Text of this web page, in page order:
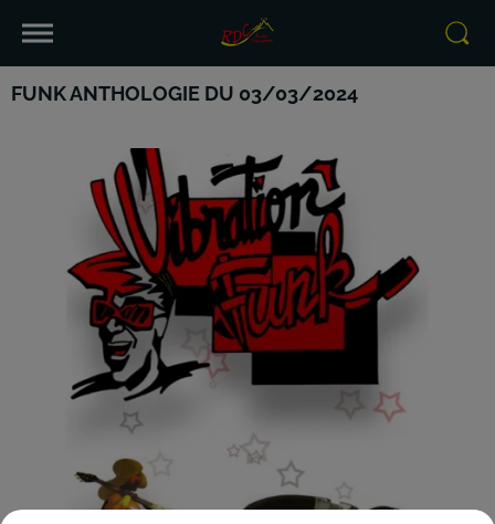
FUNK ANTHOLOGIE DU 03/03/2024